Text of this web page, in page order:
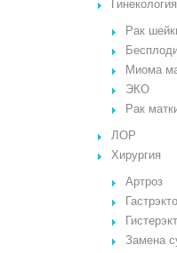
Гинекология
Рак
Миома
ЭКО
Рак
ЛОР
Хирургия
Артроз
Замена